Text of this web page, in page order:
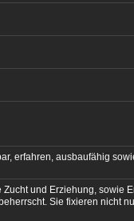
erfahren, ausbaufähig
und Erziehung, sowie
Sie fixieren nicht